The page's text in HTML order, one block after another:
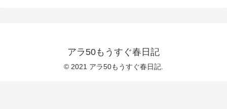
アラ50もうすぐ春日記
© 2021 アラ50もうすぐ春日記.